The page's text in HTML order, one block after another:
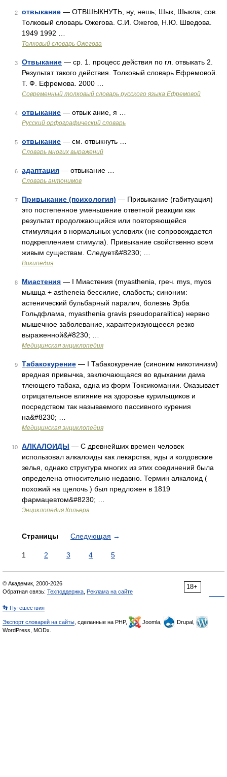
2 отвыкание — ОТВШЫКНУТЬ, ну, нешь; Шык, Шыкла; сов.
Толковый словарь Ожегова. С.И. Ожегов, Н.Ю. Шведова.
1949 1992 …
Толковый словарь Ожегова
3 Отвыкание — ср. 1. процесс действия по гл. отвыкать 2.
Результат такого действия. Толковый словарь Ефремовой.
Т. Ф. Ефремова. 2000 …
Современный толковый словарь русского языка Ефремовой
4 отвыкание — отвык ание, я …
Русский орфографический словарь
5 отвыкание — см. отвыкнуть …
Словарь многих выражений
6 адаптация — отвыкание …
Словарь антонимов
7 Привыкание (психология) — Привыкание (габитуация)
это постепенное уменьшение ответной реакции как
результат продолжающийся или повторяющейся
стимуляции в нормальных условиях (не сопровождается
подкреплением стимула). Привыкание свойственно всем
живым существам. Следует&#8230; …
Википедия
8 Миастения — I Миастения (myasthenia, греч. mys, myos
мышца + astheneia бессилие, слабость; синоним:
астенический бульбарный паралич, болезнь Эрба
Гольдфлама, myasthenia gravis pseudoparalitica) нервно
мышечное заболевание, характеризующееся резко
выраженной&#8230; …
Медицинская энциклопедия
9 Табакокурение — I Табакокурение (синоним никотинизм)
вредная привычка, заключающаяся во вдыхании дама
тлеющего табака, одна из форм Токсикомании. Оказывает
отрицательное влияние на здоровье курильщиков и
посредством так называемого пассивного курения
на&#8230; …
Медицинская энциклопедия
10 АЛКАЛОИДЫ — C древнейших времен человек
использовал алкалоиды как лекарства, яды и колдовские
зелья, однако структура многих из этих соединений была
определена относительно недавно. Термин алкалоид (
похожий на щелочь ) был предложен в 1819
фармацевтом&#8230; …
Энциклопедия Кольера
Страницы Следующая →
1 2 3 4 5
18+
© Академик, 2000-2026
Обратная связь: Техподдержка Реклама на сайте
👣 Путешествия
Экспорт словарей на сайты , сделанные на PHP, Joomla,
Drupal,
WordPress, MODx.